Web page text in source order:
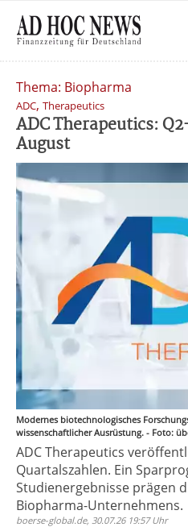
Thema: Biopharma
ADC, Therapeutics
ADC Therapeutics:
August
Modernes biotechnologisches
wissenschaftlicher Ausrüstung. - Foto:
ADC Therapeutics
Quartalszahlen. Ein
Studienergebnisse prägen
Biopharma-Unternehmens.
boerse-global.de, 30.07.26 19:57 Uhr